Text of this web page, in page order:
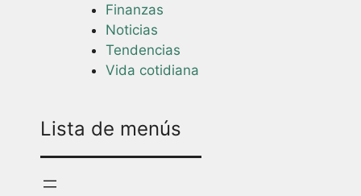
Finanzas
Noticias
Tendencias
Vida cotidiana
Lista de menús